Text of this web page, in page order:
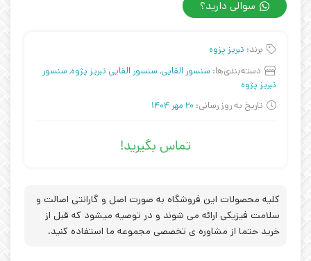
سوالی دارید؟
برند: تبریز پزوه
دسته‌بندی‌ها: سنسور القایی, سنسور القایی تبریز پژوه, سنسور
تبریز پژوه
تاریخ به روز رسانی: 20 مهر 1404
تماس بگیرید!
کلیه محصولات این فروشگاه به صورت اصل و گارانتی اصالت و
سلامت فیزیکی ارائه می شوند و در توصیه میشود که قبل از
خرید حتما از مشاوره ی تخصصی مجموعه ما استفاده کنید.